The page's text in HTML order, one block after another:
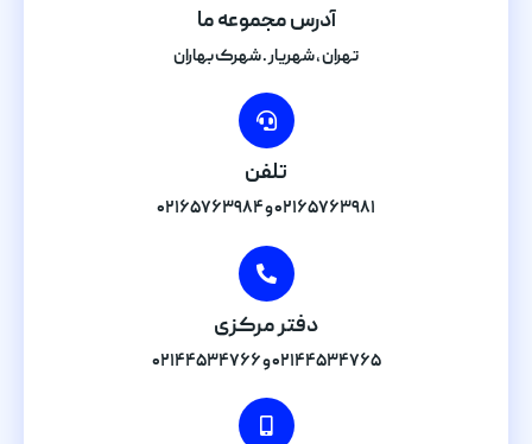
آدرس مجموعه ما
تهران , شهریار . شهرک بهاران
تلفن
۰۲۱۶۵۷۶۳۹۸۱ و ۰۲۱۶۵۷۶۳۹۸۴
دفتر مرکزی
۰۲۱۴۴۵۳۴۷۶۵ و ۰۲۱۴۴۵۳۴۷۶۶